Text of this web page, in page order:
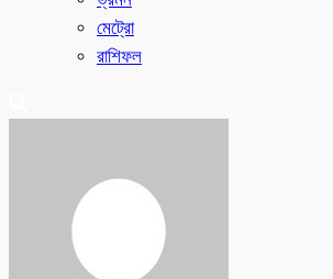
মেট্রো
রাশিফল